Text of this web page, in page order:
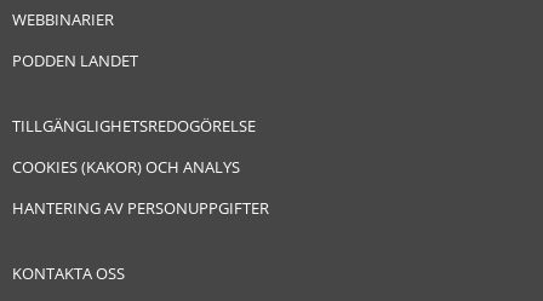
WEBBINARIER
PODDEN LANDET
TILLGÄNGLIGHETSREDOGÖRELSE
COOKIES (KAKOR) OCH ANALYS
HANTERING AV PERSONUPPGIFTER
KONTAKTA OSS